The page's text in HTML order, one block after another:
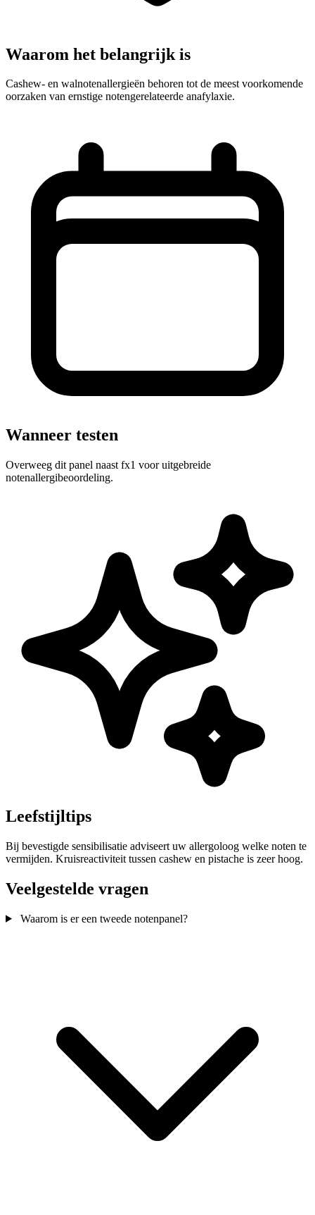
Waarom het belangrijk is
Cashew- en walnotenallergieën behoren tot de meest voorkomende
oorzaken van ernstige notengerelateerde anafylaxie.
Wanneer testen
Overweeg dit panel naast fx1 voor uitgebreide
notenallergibeoordeling.
Leefstijltips
Bij bevestigde sensibilisatie adviseert uw allergoloog welke noten te
vermijden. Kruisreactiviteit tussen cashew en pistache is zeer hoog.
Veelgestelde vragen
Waarom is er een tweede notenpanel?